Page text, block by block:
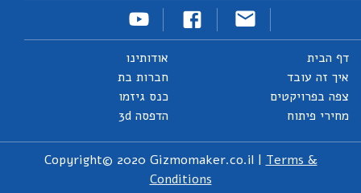
דף הבית
איך זה עובד
צפה בפרויקטים
מחירי פיתוח
אודותינו
חברות בת
כנס גיזמו
הדפסה 3d
Copyright© 2020 Gizmomaker.co.il | Terms &
Conditions